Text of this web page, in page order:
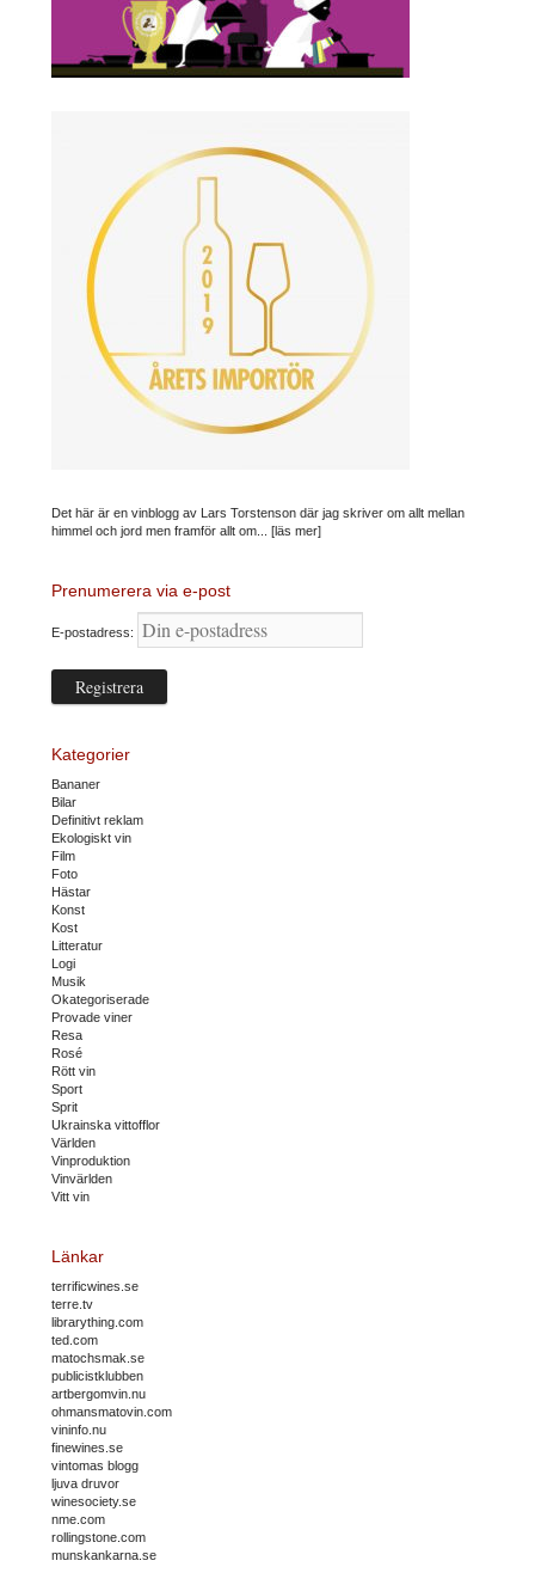
Det här är en vinblogg av Lars Torstenson där jag skriver om allt mellan
himmel och jord men framför allt om... [läs mer]
Prenumerera via e-post
E-postadress:
Kategorier
Bananer
Bilar
Definitivt reklam
Ekologiskt vin
Film
Foto
Hästar
Konst
Kost
Litteratur
Logi
Musik
Okategoriserade
Provade viner
Resa
Rosé
Rött vin
Sport
Sprit
Ukrainska vittofflor
Världen
Vinproduktion
Vinvärlden
Vitt vin
Länkar
terrificwines.se
terre.tv
librarything.com
ted.com
matochsmak.se
publicistklubben
artbergomvin.nu
ohmansmatovin.com
vininfo.nu
finewines.se
vintomas blogg
ljuva druvor
winesociety.se
nme.com
rollingstone.com
munskankarna.se